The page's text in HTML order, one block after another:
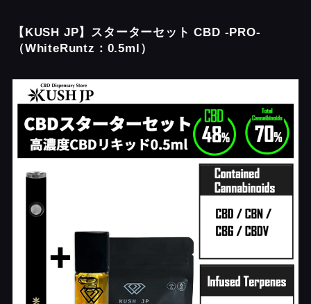
【KUSH JP】スターターセット CBD -PRO-
（WhiteRuntz：0.5ml）